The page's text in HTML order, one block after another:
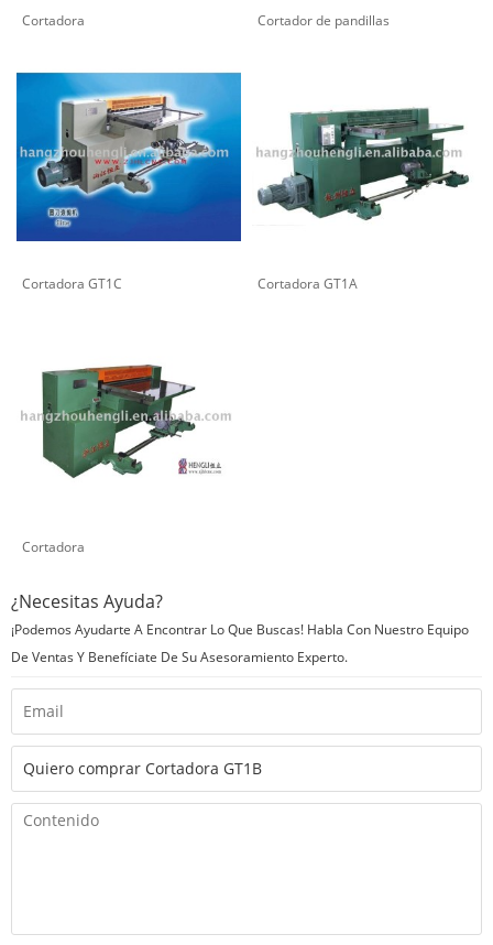
Cortadora Cortador de pandillas
Cortadora GT1C Cortadora GT1A
Cortadora
¿Necesitas Ayuda?
¡Podemos Ayudarte A Encontrar Lo Que Buscas! Habla Con Nuestro Equipo
De Ventas Y Benefíciate De Su Asesoramiento Experto.